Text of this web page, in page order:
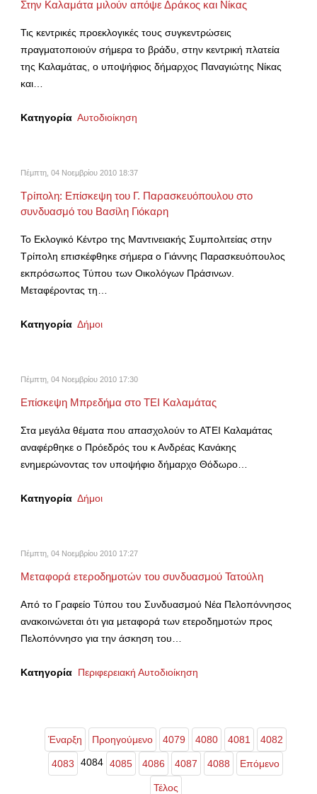
Στην Καλαμάτα μιλούν απόψε Δράκος και Νίκας
Τις κεντρικές προεκλογικές τους συγκεντρώσεις
πραγματοποιούν σήμερα το βράδυ, στην κεντρική πλατεία
της Καλαμάτας, ο υποψήφιος δήμαρχος Παναγιώτης Νίκας
και…
Κατηγορία Αυτοδιοίκηση
Πέμπτη, 04 Νοεμβρίου 2010 18:37
Τρίπολη: Επίσκεψη του Γ. Παρασκευόπουλου στο
συνδυασμό του Βασίλη Γιόκαρη
Το Εκλογικό Κέντρο της Μαντινειακής Συμπολιτείας στην
Τρίπολη επισκέφθηκε σήμερα ο Γιάννης Παρασκευόπουλος
εκπρόσωπος Τύπου των Οικολόγων Πράσινων.
Μεταφέροντας τη…
Κατηγορία Δήμοι
Πέμπτη, 04 Νοεμβρίου 2010 17:30
Επίσκεψη Μπρεδήμα στο ΤΕΙ Καλαμάτας
Στα μεγάλα θέματα που απασχολούν το ΑΤΕΙ Καλαμάτας
αναφέρθηκε ο Πρόεδρός του κ Ανδρέας Κανάκης
ενημερώνοντας τον υποψήφιο δήμαρχο Θόδωρο…
Κατηγορία Δήμοι
Πέμπτη, 04 Νοεμβρίου 2010 17:27
Μεταφορά ετεροδημοτών του συνδυασμού Τατούλη
Από το Γραφείο Τύπου του Συνδυασμού Νέα Πελοπόννησος
ανακοινώνεται ότι για μεταφορά των ετεροδημοτών προς
Πελοπόννησο για την άσκηση του…
Κατηγορία Περιφερειακή Αυτοδιοίκηση
Έναρξη Προηγούμενο 4079 4080 4081 4082
4083 4084 4085 4086 4087 4088 Επόμενο
Τέλος